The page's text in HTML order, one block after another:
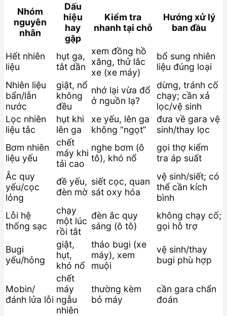
Nhóm
nguyên
nhân
Dấu
hiệu
hay
gặp
Kiểm tra
nhanh tại chỗ
Hướng xử lý
ban đầu
Hết nhiên
liệu
hụt ga,
tắt dần
xem đồng hồ
xăng, thử lắc
xe (xe máy)
bổ sung nhiên
liệu đúng loại
Nhiên liệu
bẩn/lẫn
nước
giật, nổ
không
đều
nhớ lại vừa đổ
ở nguồn lạ?
dừng, tránh cố
chạy; cần xả
lọc/vệ sinh
Lọc nhiên
liệu tắc
hụt khi
lên ga
xe yếu, lên ga
không “ngọt”
đưa về gara vệ
sinh/thay lọc
Bơm nhiên
liệu yếu
chết
máy khi
tải cao
nghe bơm (ô
tô), khó nổ
gọi thợ kiểm
tra áp suất
Ắc quy
yếu/cọc
lỏng
đề yếu,
đèn mờ
siết cọc, quan
sát oxy hóa
vệ sinh/siết; có
thể cần kích
bình
Lỗi hệ
thống sạc
chạy
một lúc
rồi tắt
đèn ắc quy
sáng (ô tô)
không chạy cố;
gọi hỗ trợ
Bugi
yếu/hỏng
giật,
hụt,
khó nổ
tháo bugi (xe
máy), xem
muội
vệ sinh/thay
bugi phù hợp
Mobin/
đánh lửa lỗi
chết
máy
ngẫu
nhiên
thường kèm
bỏ máy
cần gara chẩn
đoán